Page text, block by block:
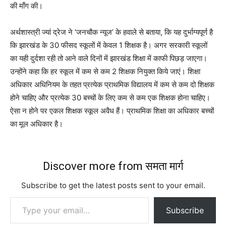
की माँग की।
अर्थशास्त्री ज्यां द्रेज ने ‘जनचौक न्यूज’ के हवाले से बताया, कि यह दुर्भाग्यपूर्ण है
कि झारखंड के 30 फीसद स्कूलों में केवल 1 शिक्षक है। अगर सरकारी स्कूलों
का यही दुर्दशा रही तो आने वाले दिनों में झारखंड शिक्षा में काफी पिछड़ जाएगा।
उन्होंने कहा कि हर स्कूल में कम से कम 2 शिक्षक नियुक्त किये जाएं। शिक्षा
अधिकार अधिनियम के तहत प्रत्येक प्राथमिक विद्यालय में कम से कम दो शिक्षक
होने चाहिए और प्रत्येक 30 बच्चों के लिए कम से कम एक शिक्षक होना चाहिए।
ऐसा न होने पर एकल शिक्षक स्कूल अवैध हैं। प्राथमिक शिक्षा का अधिकार बच्चों
का मूल अधिकार है।
Discover more from समता मार्ग
Subscribe to get the latest posts sent to your email.
Type your email…
Subscribe